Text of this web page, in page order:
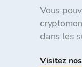
Vous
dans les
Visitez